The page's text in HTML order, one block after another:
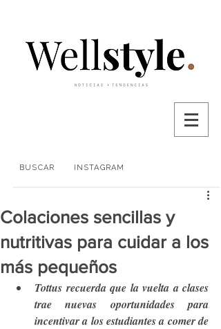
BUSCAR INSTAGRAM
Colaciones sencillas y
nutritivas para cuidar a los
más pequeños
Tottus recuerda que la vuelta a clases
trae nuevas oportunidades para
incentivar a los estudiantes a comer de